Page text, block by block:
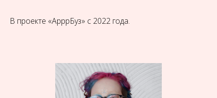
В проекте «АрррБуз» с 2022 года.